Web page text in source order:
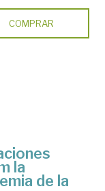
COMPRAR
la
de la